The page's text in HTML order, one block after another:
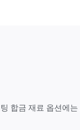
합금 재료 옵션에